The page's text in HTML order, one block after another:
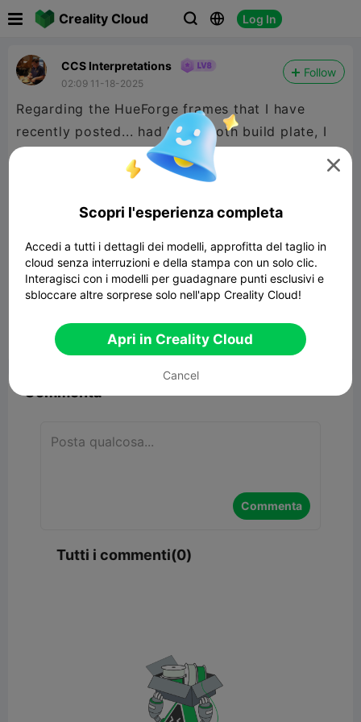
Creality Cloud   Log In
CCS Interpretations
02:09 11-18-2025
Follow
Regarding the HueForge frames that I have
recently posted... had I a smooth build plate, I
may have printed these in another position. Just
a "thought" to "think" about.
And man I wish emojis were available to display
Segnala 2 
Commenta
Commenta
Tutti i commenti(0)

Scopri l'esperienza completa
Accedi a tutti i dettagli dei modelli, approfitta del taglio in
cloud senza interruzioni e della stampa con un solo clic.
Interagisci con i modelli per guadagnare punti esclusivi e
sbloccare altre sorprese solo nell'app Creality Cloud!
Apri in Creality Cloud
Cancel